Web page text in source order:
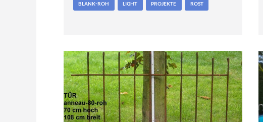
BLANK-ROH LIGHT PROJEKTE ROST